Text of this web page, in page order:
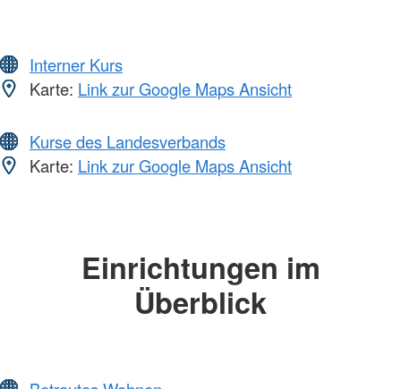
Interner Kurs
Karte: Link zur Google Maps Ansicht
Kurse des Landesverbands
Karte: Link zur Google Maps Ansicht
Einrichtungen im
Überblick